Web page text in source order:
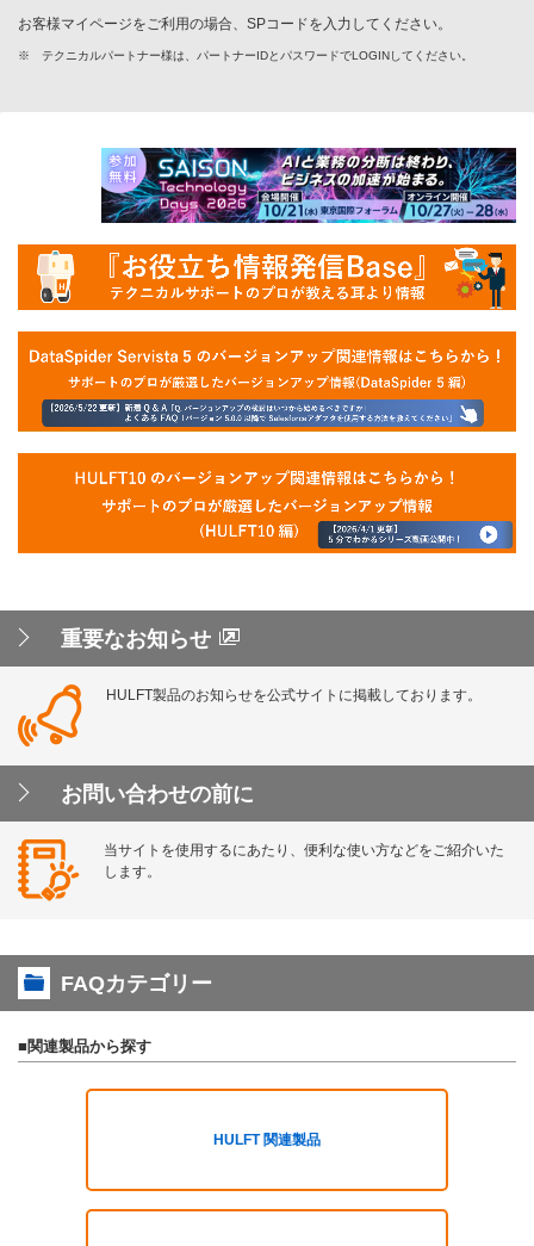
重要なお知らせ
HULFT製品のお知らせを公式サイトに掲載しております。
お問い合わせの前に
当サイトを使用するにあたり、便利な使い方などをご紹介いた
します。
FAQカテゴリー
■関連製品から探す
HULFT 関連製品
お客様マイページをご利用の場合、SPコードを入力してください。
※ テクニカルパートナー様は、パートナーIDとパスワードでLOGINしてください。